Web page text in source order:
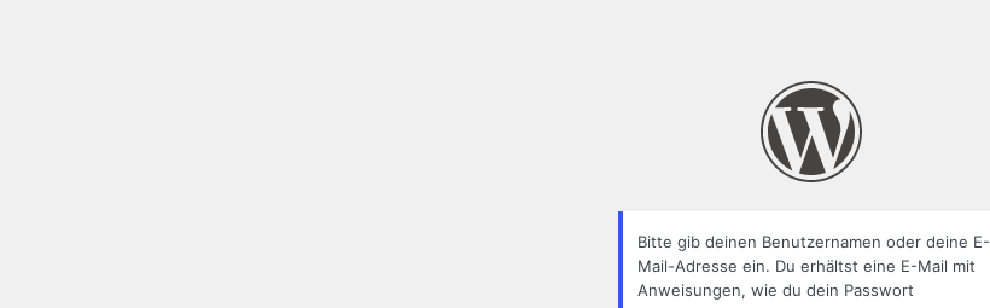
Bitte gib deinen Benutzernamen oder deine E-
Mail-Adresse ein. Du erhältst eine E-Mail mit
Anweisungen, wie du dein Passwort